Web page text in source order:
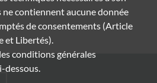
contiennent aucune donnée
de consentements (Article
et Libertés).
conditions générales
dessous.